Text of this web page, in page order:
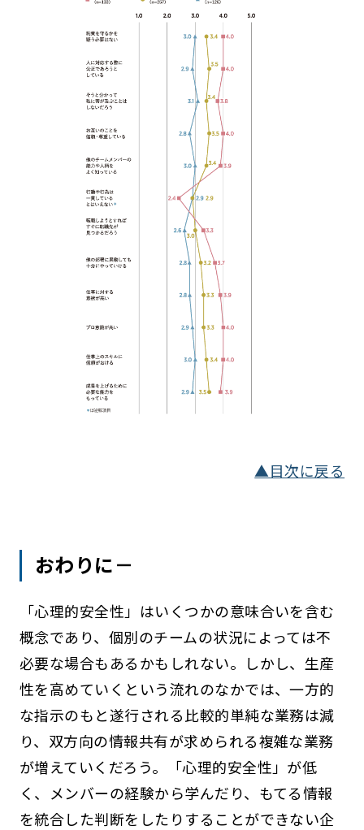
▲目次に戻る
おわりに－
「心理的安全性」はいくつかの意味合いを含む
概念であり、個別のチームの状況によっては不
必要な場合もあるかもしれない。しかし、生産
性を高めていくという流れのなかでは、一方的
な指示のもと遂行される比較的単純な業務は減
り、双方向の情報共有が求められる複雑な業務
が増えていくだろう。「心理的安全性」が低
く、メンバーの経験から学んだり、もてる情報
を統合した判断をしたりすることができない企